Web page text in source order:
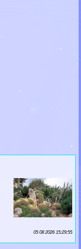
05 08 2026 15:29:55